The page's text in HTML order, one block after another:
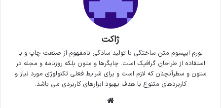
ملی فوتسال از دنیای بازی
کپی لینک
ژاکت
لورم ایپسوم متن ساختگی با تولید سادگی نامفهوم از صنعت چاپ و با
استفاده از طراحان گرافیک است. چاپگرها و متون بلکه روزنامه و مجله در
ستون و سطرآنچنان که لازم است و برای شرایط فعلی تکنولوژی مورد نیاز و
کاربردهای متنوع با هدف بهبود ابزارهای کاربردی می باشد.